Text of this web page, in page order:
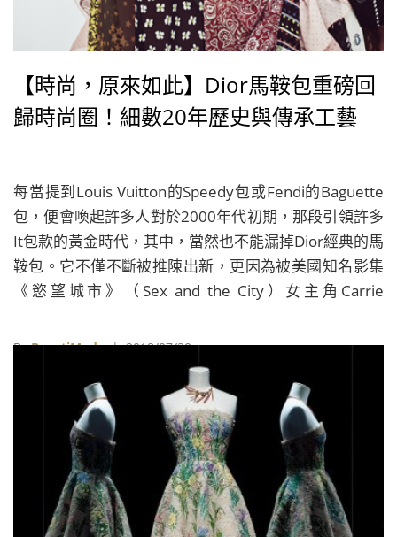
【時尚，原來如此】Dior馬鞍包重磅回
歸時尚圈！細數20年歷史與傳承工藝
每當提到Louis Vuitton的Speedy包或Fendi的Baguette
包，便會喚起許多人對於2000年代初期，那段引領許多
It包款的黃金時代，其中，當然也不能漏掉Dior經典的馬
鞍包。它不僅不斷被推陳出新，更因為被美國知名影集
《慾望城市》（Sex and the City）女主角Carrie
ByBeautiMode| 2018/07/30